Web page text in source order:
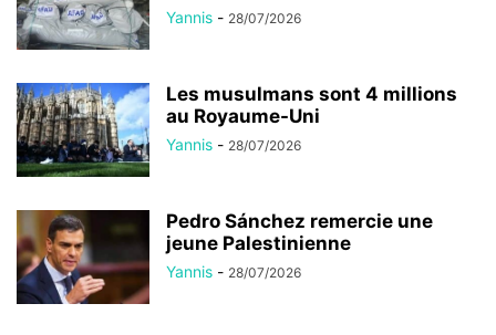
Yannis - 28/07/2026
Les musulmans sont 4 millions
au Royaume-Uni
Yannis - 28/07/2026
Pedro Sánchez remercie une
jeune Palestinienne
Yannis - 28/07/2026